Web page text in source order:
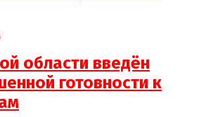
области введён
готовности к